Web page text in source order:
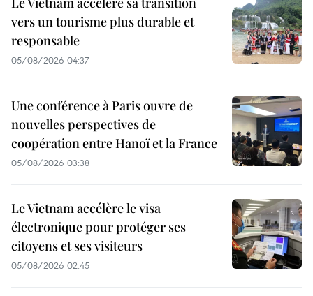
vers un tourisme plus durable et
responsable
05/08/2026 04:37
Une conférence à Paris ouvre de
nouvelles perspectives de
coopération entre Hanoï et la France
05/08/2026 03:38
Le Vietnam accélère le visa
électronique pour protéger ses
citoyens et ses visiteurs
05/08/2026 02:45